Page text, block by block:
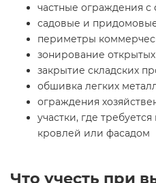
частные ограждения
садовые и
периметры
зонирование
закрытие складских
обшивка легких
ограждения
участки, где
кровлей или фасадом
Что учесть при